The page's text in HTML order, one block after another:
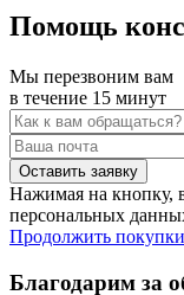
Помощь
Мы перезвоним вам
в течение 15 минут
Нажимая на кнопку,
персональных
Продолжить покупки
Благодарим за